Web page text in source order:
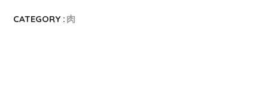
CATEGORY : 肉